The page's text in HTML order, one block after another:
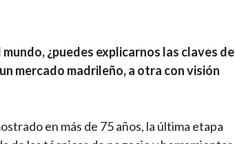
¿puedes explicarnos las claves de
mercado madrileño, a otra con visión
en más de 75 años, la última etapa